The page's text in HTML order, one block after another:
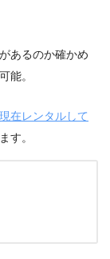
あるのか確かめ
能。
現在レンタルして
す。